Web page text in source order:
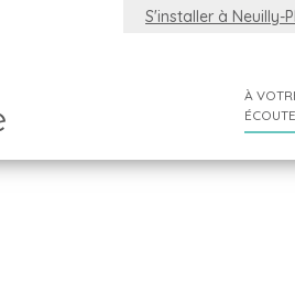
S'installer à Neuilly-
À
ÉCOUTE